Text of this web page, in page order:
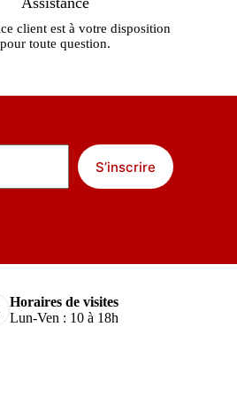
client est à votre disposition
pour toute question.
S’inscrire
Horaires de visites
Lun-Ven : 10 à 18h